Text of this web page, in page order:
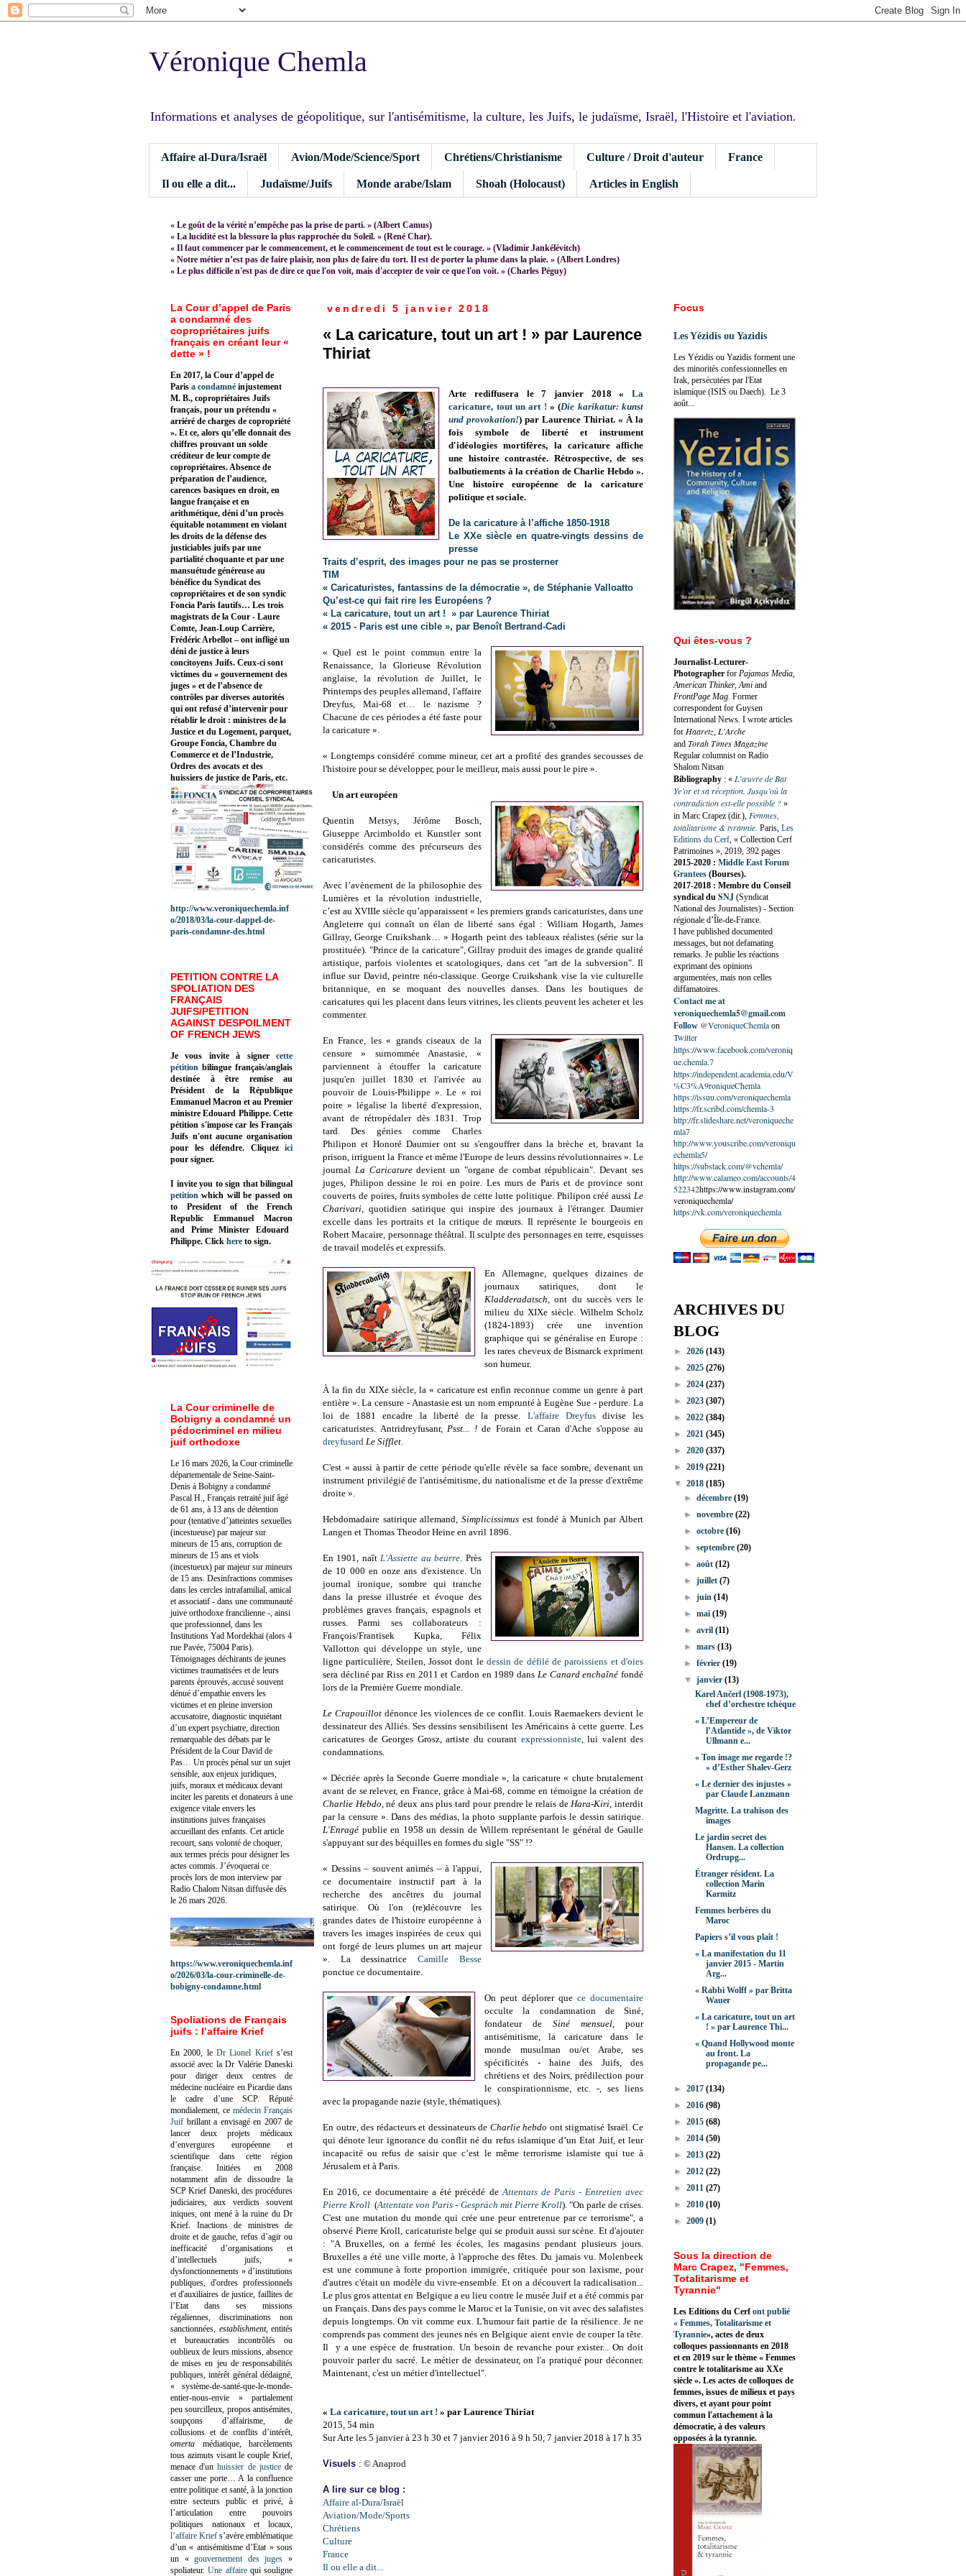
Véronique Chemla
Informations et analyses de géopolitique, sur l'antisémitisme, la culture, les Juifs, le judaïsme, Israël, l'Histoire et l'aviation.
Affaire al-Dura/Israël Avion/Mode/Science/Sport Chrétiens/Christianisme Culture / Droit d'auteur France
Il ou elle a dit... Judaïsme/Juifs Monde arabe/Islam Shoah (Holocaust) Articles in English
« Le goût de la vérité n’empêche pas la prise de parti. » (Albert Camus)
« La lucidité est la blessure la plus rapprochée du Soleil. » (René Char).
« Il faut commencer par le commencement, et le commencement de tout est le courage. » (Vladimir Jankélévitch)
« Notre métier n’est pas de faire plaisir, non plus de faire du tort. Il est de porter la plume dans la plaie. » (Albert Londres)
« Le plus difficile n'est pas de dire ce que l'on voit, mais d'accepter de voir ce que l'on voit. » (Charles Péguy)
vendredi 5 janvier 2018
« La caricature, tout un art ! » par Laurence
Thiriat
Arte rediffusera le 7 janvier 2018 « La
caricature, tout un art ! » (Die karikatur: kunst
und provokation!) par Laurence Thiriat. « À la
fois symbole de liberté et instrument
d'idéologies mortifères, la caricature affiche
une histoire contrastée. Rétrospective, de ses
balbutiements à la création de Charlie Hebdo ».
Une histoire européenne de la caricature
politique et sociale.
De la caricature à l’affiche 1850-1918
Le XXe siècle en quatre-vingts dessins de
presse
Traits d’esprit, des images pour ne pas se prosterner
TIM
« Caricaturistes, fantassins de la démocratie », de Stéphanie Valloatto
Qu’est-ce qui fait rire les Européens ?
« La caricature, tout un art ! » par Laurence Thiriat
« 2015 - Paris est une cible », par Benoît Bertrand-Cadi
« Quel est le point commun entre la
Renaissance, la Glorieuse Révolution
anglaise, la révolution de Juillet, le
Printemps des peuples allemand, l'affaire
Dreyfus, Mai-68 et… le nazisme ?
Chacune de ces périodes a été faste pour
la caricature ».
« Longtemps considéré comme mineur, cet art a profité des grandes secousses de
l'histoire pour se développer, pour le meilleur, mais aussi pour le pire ».
Un art européen
Quentin Metsys, Jérôme Bosch,
Giuseppe Arcimboldo et Kunstler sont
considérés comme des précurseurs des
caricaturistes.
Avec l’avènement de la philosophie des
Lumières et la révolution industrielle,
c’est au XVIIIe siècle qu’apparaissent « les premiers grands caricaturistes, dans une
Angleterre qui connaît un élan de liberté sans égal : William Hogarth, James
Gillray, George Cruikshank… » Hogarth peint des tableaux réalistes (série sur la
prostituée). "Prince de la caricature", Gillray produit des images de grande qualité
artistique, parfois violentes et scatologiques, dans cet "art de la subversion". Il
influe sur David, peintre néo-classique. George Cruikshank vise la vie culturelle
britannique, en se moquant des nouvelles danses. Dans les boutiques de
caricatures qui les placent dans leurs vitrines, les clients peuvent les acheter et les
commenter.
En France, les « grands ciseaux de la
censure » surnommée Anastasie, «
parviennent à étouffer la caricature
jusqu'en juillet 1830 et l'arrivée au
pouvoir de Louis-Philippe ». Le « roi
poire » légalise la liberté d'expression,
avant de rétropédaler dès 1831. Trop
tard. Des génies comme Charles
Philipon et Honoré Daumier ont su s'engouffrer dans la brèche et, bravant la
prison, irriguent la France et même l'Europe de leurs dessins révolutionnaires ». Le
journal La Caricaturedevient un "organe de combat républicain". Devant ses
juges, Philipon dessine le roi en poire. Les murs de Paris et de province sont
couverts de poires, fruits symboles de cette lutte politique. Philipon créé aussi Le
Charivari, quotidien satirique qui inspire des journaux à l'étranger. Daumier
excelle dans les portraits et la critique de mœurs. Il représente le bourgeois en
Robert Macaire, personnage théâtral. Il sculpte des personnages en terre, esquisses
de travail modelés et expressifs.
En Allemagne, quelques dizaines de
journaux satiriques, dont le
Kladderadatsch, ont du succès vers le
milieu du XIXe siècle. Wilhelm Scholz
(1824-1893) crée une invention
graphique qui se généralise en Europe :
les rares cheveux de Bismarck expriment
son humeur.
À la fin du XIXe siècle, la « caricature est enfin reconnue comme un genre à part
entière ». La censure - Anastasie est un nom emprunté à Eugène Sue - perdure. La
loi de 1881 encadre la liberté de la presse. L'affaire Dreyfusdivise les
caricaturistes. Antridreyfusanr, Psst... ! de Forain et Caran d'Ache s'oppose au
dreyfusard Le Sifflet.
C'est « aussi à partir de cette période qu'elle révèle sa face sombre, devenant un
instrument privilégié de l'antisémitisme, du nationalisme et de la presse d'extrême
droite ».
Hebdomadaire satirique allemand, Simplicissimus est fondé à Munich par Albert
Langen et Thomas Theodor Heine en avril 1896.
En 1901, naîtL'Assiette au beurre. Près
de 10 000 en onze ans d'existence. Un
journal ironique, sombre qui tranche
dans la presse illustrée et évoque des
problèmes graves français, espagnols et
russes. Parmi ses collaborateurs :
François/Frantisek Kupka, Félix
Vallotton qui développe un style, une
ligne particulière, Steilen, Jossot dont le dessin de défilé de paroissiens et d'oies
sera décliné par Riss en 2011 et Cardon en 1989 dans Le Canard enchaînéfondé
lors de la Première Guerre mondiale.
Le Crapouillot dénonce les violences de ce conflit. Louis Raemaekers devient le
dessinateur des Alliés. Ses dessins sensibilisent les Américains à cette guerre. Les
caricatures de Georges Grosz, artiste du courant expressionniste, lui valent des
condamnations.
« Décriée après la Seconde Guerre mondiale », la caricature « chute brutalement
avant de se relever, en France, grâce à Mai-68, comme en témoigne la création de
Charlie Hebdo, né deux ans plus tard pour prendre le relais deHara-Kiri, interdit
par la censure ». Dans des médias, la photo supplante parfois le dessin satirique.
L'Enragé publie en 1958 un dessin de Willem représentant le général de Gaulle
s'appuyant sur des béquilles en formes du sigle "SS" !?
« Dessins – souvent animés – à l'appui,
ce documentaire instructif part à la
recherche des ancêtres du journal
satirique. Où l'on (re)découvre les
grandes dates de l'histoire européenne à
travers les images inspirées de ceux qui
ont forgé de leurs plumes un art majeur
». La dessinatriceCamille Besse
ponctue ce documentaire.
On peut déplorer quece documentaire
occulte la condamnation de Siné,
fondateur deSiné mensuel, pour
antisémitisme, la caricature dans le
monde musulman ou/et Arabe, ses
spécificités - haine des Juifs, des
chrétiens et des Noirs, prédilection pour
le conspirationnisme, etc. -, ses liens
avec la propagande nazie (style, thématiques).
En outre, des rédacteurs et dessinateurs de Charlie hebdo ont stigmatisé Israël. Ce
qui dénote leur ignorance du conflit né du refus islamique d’un Etat Juif, et leur
incapacité ou refus de saisir que c’est le même terrorisme islamiste qui tue à
Jérusalem et à Paris.
En 2016, ce documentaire a été précédé deAttentats de Paris - Entretien avec
Pierre Kroll (Attentate von Paris - Gespräch mit Pierre Kroll). "On parle de crises.
C'est une mutation du monde qui crée une peur entretenue par ce terrorisme", a
observé Pierre Kroll, caricaturiste belge qui se produit aussi sur scène. Et d'ajouter
: "A Bruxelles, on a fermé les écoles, les magasins pendant plusieurs jours.
Bruxelles a été une ville morte, à l'approche des fêtes. Du jamais vu. Molenbeek
est une commune à forte proportion immigrée, critiquée pour son laxisme, pour
d'autres c'était un modèle du vivre-ensemble. Et on a découvert la radicalisation...
Le plus gros attentat en Belgique a eu lieu contre le musée Juif et a été commis par
un Français. Dans des pays comme le Maroc et la Tunisie, on vit avec des salafistes
depuis longtemps. On vit comme eux. L'humour fait partie de la résilience. Je ne
comprends pas comment des jeunes nés en Belgique aient envie de couper la tête.
Il y a une espèce de frustration. Un besoin de revanche pour exister... On doit
pouvoir parler du sacré. Le métier de dessinateur, on l'a pratiqué pour déconner.
Maintenant, c'est un métier d'intellectuel".
« La caricature, tout un art ! » par Laurence Thiriat
2015, 54 min
Sur Arte les 5 janvier à 23 h 30 et 7 janvier 2016 à 9 h 50, 7 janvier 2018 à 17 h 35
Visuels : © Anaprod
A lire sur ce blog :
Affaire al-Dura/Israël
Aviation/Mode/Sports
Chrétiens
Culture
France
Il ou elle a dit...
La Cour d’appel de Paris
a condamné des
copropriétaires juifs
français en créant leur «
dette » !
En 2017, la Cour d’appel de
Paris a condamné injustement
M. B., copropriétaires Juifs
français, pour un prétendu «
arriéré de charges de copropriété
». Et ce, alors qu’elle donnait des
chiffres prouvant un solde
créditeur de leur compte de
copropriétaires. Absence de
préparation de l’audience,
carences basiques en droit, en
langue française et en
arithmétique, déni d’un procès
équitable notamment en violant
les droits de la défense des
justiciables juifs par une
partialité choquante et par une
mansuétude généreuse au
bénéfice du Syndicat des
copropriétaires et de son syndic
Foncia Paris fautifs… Les trois
magistrats de la Cour - Laure
Comte, Jean-Loup Carrière,
Frédéric Arbellot – ont infligé un
déni de justice à leurs
concitoyens Juifs. Ceux-ci sont
victimes du « gouvernement des
juges » et de l’absence de
contrôles par diverses autorités
qui ont refusé d’intervenir pour
rétablir le droit : ministres de la
Justice et du Logement, parquet,
Groupe Foncia, Chambre du
Commerce et de l’Industrie,
Ordres des avocats et des
huissiers de justice de Paris, etc.
http://www.veroniquechemla.inf
o/2018/03/la-cour-dappel-de-
paris-condamne-des.html
PETITION CONTRE LA
SPOLIATION DES
FRANÇAIS
JUIFS/PETITION
AGAINST DESPOILMENT
OF FRENCH JEWS
Je vous invite à signer cette
pétition bilingue français/anglais
destinée à être remise au
Président de la République
Emmanuel Macron et au Premier
ministre Edouard Philippe. Cette
pétition s'impose car les Français
Juifs n'ont aucune organisation
pour les défendre. Cliquez
ici
pour signer.
I invite you to sign that bilingual
petition which will be passed on
to President of the French
Republic Emmanuel Macron
and Prime Minister Edouard
Philippe. Click here to sign.
La Cour criminelle de
Bobigny a condamné un
pédocriminel en milieu
juif orthodoxe
Le 16 mars 2026, la Cour criminelle
départementale de Seine-Saint-
Denis à Bobigny a condamné
Pascal H., Français retraité juif âgé
de 61 ans, à 13 ans de détention
pour (tentative d’)atteintes sexuelles
(incestueuse) par majeur sur
mineurs de 15 ans, corruption de
mineurs de 15 ans et viols
(incestueux) par majeur sur mineurs
de 15 ans. Desinfractions commises
dans les cercles intrafamilial, amical
et associatif - dans une communauté
juive orthodoxe francilienne -, ainsi
que professionnel, dans les
Institutions Yad Mordekhaï (alors 4
rue Pavée, 75004 Paris).
Témoignages déchirants de jeunes
victimes traumatisées et de leurs
parents éprouvés, accusé souvent
dénué d’empathie envers les
victimes et en pleine inversion
accusatoire, diagnostic inquiétant
d’un expert psychiatre, direction
remarquable des débats par le
Président de la Cour David de
Pas… Un procès pénal sur un sujet
sensible, aux enjeux juridiques,
juifs, moraux et médicaux devant
inciter les parents et donateurs à une
exigence vitale envers les
institutions juives françaises
accueillant des enfants. Cet article
recourt, sans volonté de choquer,
aux termes précis pour désigner les
actes commis. J’évoquerai ce
procès lors de mon interview par
Radio Chalom Nitsan diffusée dès
le 26 mars 2026.
https://www.veroniquechemla.inf
o/2026/03/la-cour-criminelle-de-
bobigny-condamne.html
Spoliations de Français
juifs : l’affaire Krief
En 2000, le Dr Lionel Kriefs’est
associé avec la Dr Valérie Daneski
pour diriger deux centres de
médecine nucléaire en Picardie dans
le cadre d’une SCP. Réputé
mondialement, ce médecin Français
Juif brillant a envisagé en 2007 de
lancer deux projets médicaux
d’envergures européenne et
scientifique dans cette région
française. Initiées en 2008
notamment afin de dissoudre la
SCP Krief Daneski, des procédures
judiciaires, aux verdicts souvent
iniques, ont mené à la ruine du Dr
Krief. Inactions de ministres de
droite et de gauche, refus d’agir ou
inefficacité d’organisations et
d’intellectuels juifs, «
dysfonctionnements » d’institutions
publiques, d'ordres professionnels
et d'auxiliaires de justice, faillites de
l’Etat dans ses missions
régaliennes, discriminations non
sanctionnées, establishment, entités
et bureaucraties incontrôlés ou
oublieux de leurs missions, absence
de mises en jeu de responsabilités
publiques, intérêt général dédaigné,
« système-de-santé-que-le-monde-
entier-nous-envie » partialement
peu sourcilleux, propos antisémites,
soupçons d’affairisme, de
collusions et de conflits d’intérêt,
omerta médiatique, harcèlements
tous azimuts visant le couple Krief,
menace d'unhuissier de justicede
casser une porte… A la confluence
entre politique et santé, à la jonction
entre secteurs public et privé, à
l’articulation entre pouvoirs
politiques nationaux et locaux,
l’affaire Krief s’avère emblématique
d’un « antisémitisme d’Etat » sous
un «gouvernement des juges »
spoliateur.Une affairequi souligne
Focus
Les Yézidis ou Yazidis
Les Yézidis ou Yazidis forment une
des minorités confessionnelles en
Irak, persécutées par l'Etat
islamique (ISIS ou Daech). Le 3
août...
Qui êtes-vous ?
Journalist-Lecturer-
Photographer for Pajamas Media,
American Thinker, Ami and
FrontPage Mag. Former
correspondent for Guysen
International News. I wrote articles
for Haaretz, L'Arche
and Torah Times Magazine
Regular columnist on Radio
Shalom Nitsan
Bibliography : « L’œuvre de Bat
Ye’or et sa réception. Jusqu’où la
contradiction est-elle possible ? »
in Marc Crapez (dir.), Femmes,
totalitarisme & tyrannie. Paris, Les
Editions du Cerf, « Collection Cerf
Patrimoines », 2019, 392 pages
2015-2020 : Middle East Forum
Grantees (Bourses).
2017-2018 : Membre du Conseil
syndical du SNJ (Syndicat
National des Journalistes) - Section
régionale d’Île-de-France.
I have published documented
messages, but not defamating
remarks. Je publie les réactions
exprimant des opinions
argumentées, mais non celles
diffamatoires.
Contact me at
veroniquechemla5@gmail.com
Follow @VeroniqueChemlaon
Twitter
https://www.facebook.com/veroniq
ue.chemla.7
https://independent.academia.edu/V
%C3%A9roniqueChemla
https://issuu.com/veroniquechemla
https://fr.scribd.com/chemla-3
http://fr.slideshare.net/veroniqueche
mla7
http://www.youscribe.com/veroniqu
echemla5/
https://substack.com/@vchemla/
http://www.calameo.com/accounts/4
522342https://www.instagram.com/
veroniquechemla/
https://vk.com/veroniquechemla
ARCHIVES DU
BLOG
► 2026 (143)
► 2025 (276)
► 2024 (237)
► 2023 (307)
► 2022 (384)
► 2021 (345)
► 2020 (337)
► 2019 (221)
▼ 2018 (185)
►décembre(19)
►novembre(22)
►octobre(16)
►septembre(20)
►août(12)
►juillet(7)
►juin(14)
►mai(19)
►avril(11)
►mars(13)
►février(19)
▼janvier(13)
Karel Ančerl (1908-1973),
chef d’orchestre tchèque
« L’Empereur de
l’Atlantide », de Viktor
Ullmann e...
« Ton image me regarde !?
» d’Esther Shalev-Gerz
« Le dernier des injustes »
par Claude Lanzmann
Magritte. La trahison des
images
Le jardin secret des
Hansen. La collection
Ordrupg...
Étranger résident. La
collection Marin
Karmitz
Femmes berbères du
Maroc
Papiers s’il vous plaît !
« La manifestation du 11
janvier 2015 - Martin
Arg...
« Rabbi Wolff » par Britta
Wauer
« La caricature, tout un art
! » par Laurence Thi...
« Quand Hollywood monte
au front. La
propagande pe...
► 2017 (134)
► 2016 (98)
► 2015 (68)
► 2014 (50)
► 2013 (22)
► 2012 (22)
► 2011 (27)
► 2010 (10)
► 2009 (1)
Sous la direction de
Marc Crapez, "Femmes,
Totalitarisme et
Tyrannie"
Les Editions du Cerfont publié
« Femmes, Totalitarisme et
Tyrannie», actes de deux
colloques passionnants en 2018
et en 2019 sur le thème « Femmes
contre le totalitarisme au XXe
siècle ». Les actes de colloques de
femmes, issues de milieux et pays
divers, et ayant pour point
commun l'attachement à la
démocratie, à des valeurs
opposées à la tyrannie.